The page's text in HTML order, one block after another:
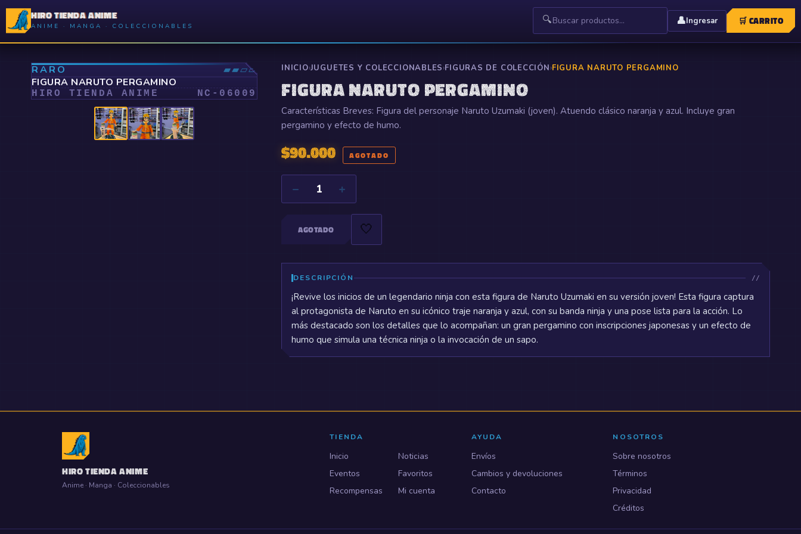
HIRO TIENDA ANIME
ANIME · MANGA · COLECCIONABLES 🔍 👤Ingresar 🛒CARRITO
RARO ▰▰▱▱
⤢
FIGURA NARUTO PERGAMINO
HIRO TIENDA ANIME NC- 06009
INICIO›JUGUETES Y COLECCIONABLES›FIGURAS DE COLECCIÓN›FIGURA NARUTO PERGAMINO
FIGURA NARUTO PERGAMINO
Características Breves: Figura del personaje Naruto Uzumaki (joven). Atuendo clásico naranja y azul. Incluye gran
pergamino y efecto de humo.
$90.000 AGOTADO
− 1 +
AGOTADO 🤍
DESCRIPCIÓN
¡Revive los inicios de un legendario ninja con esta figura de Naruto Uzumaki en su versión joven! Esta figura captura
al protagonista de Naruto en su icónico traje naranja y azul, con su banda ninja y una pose lista para la acción. Lo
más destacado son los detalles que lo acompañan: un gran pergamino con inscripciones japonesas y un efecto de
humo que simula una técnica ninja o la invocación de un sapo.
HIRO TIENDA ANIME
Anime · Manga · Coleccionables
TIENDA
Inicio
Noticias
Eventos
Favoritos
Recompensas
Mi cuenta
AYUDA
Envíos
Cambios y devoluciones
Contacto
NOSOTROS
Sobre nosotros
Términos
Privacidad
Créditos